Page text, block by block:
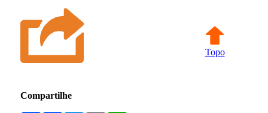
Topo
Compartilhe